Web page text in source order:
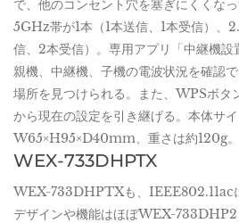
で、他のコンセント穴を塞ぎにくくな
5GHz帯が1本（1本送信、1本受信）、
信、2本受信）。専用アプリ「中継機設
親機、中継機、子機の電波状況を確認
場所を見つけられる。また、WPSボ
から現在の設定を引き継げる。本体サ
W65×H95×D40mm、重さは約120g。
WEX-733DHPTX
WEX-733DHPTXも、IEEE802.11ac
デザインや機能はほぼWEX-